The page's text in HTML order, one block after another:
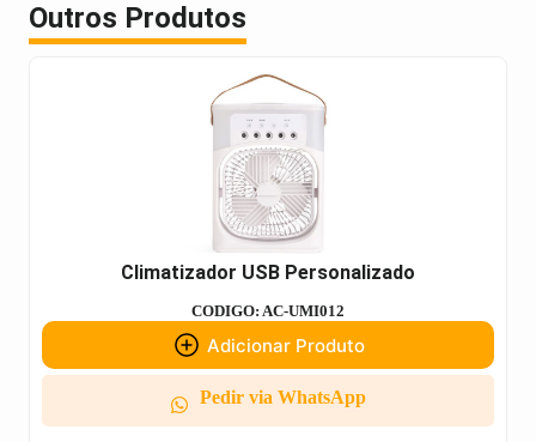
Outros Produtos
Climatizador USB Personalizado
CODIGO: AC-UMI012
Adicionar Produto
Pedir via WhatsApp